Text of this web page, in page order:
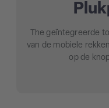
The geïntegreerde
van de mobiele
op de